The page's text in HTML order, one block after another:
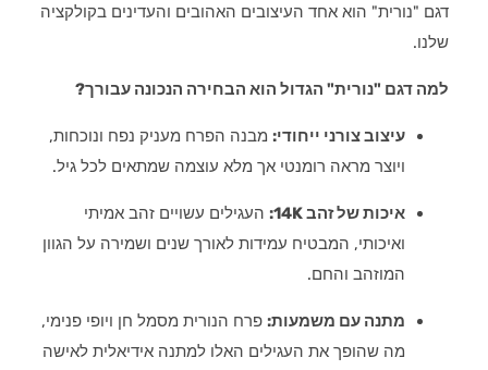
דגם "נורית" הוא אחד העיצובים האהובים והעדינים בקולקציה
שלנו.
למה דגם "נורית" הגדול הוא הבחירה הנכונה עבורך?
עיצוב צורני ייחודי: מבנה הפרח מעניק נפח ונוכחות,
ויוצר מראה רומנטי אך מלא עוצמה שמתאים לכל גיל.
איכות של זהב 14K:
העגילים עשויים זהב אמיתי
ואיכותי, המבטיח עמידות לאורך שנים ושמירה על הגוון
המוזהב והחם.
מתנה עם משמעות: פרח הנורית מסמל חן ויופי פנימי,
מה שהופך את העגילים האלו למתנה אידיאלית לאישה